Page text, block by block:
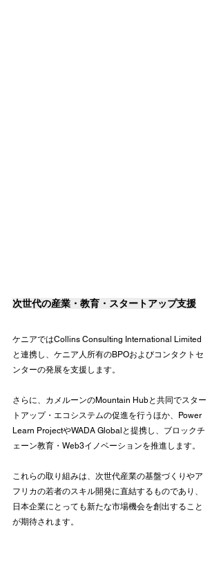
次世代の産業・教育・スタートアップ支援
ケニアではCollins Consulting International Limited
と連携し、ケニア人所有のBPOおよびコンタクトセ
ンターの発展を支援します。
さらに、カメルーンのMountain Hubと共同でスター
トアップ・エコシステムの促進を行うほか、Power
Learn ProjectやWADA Globalと提携し、ブロックチ
ェーン教育・Web3イノベーションを推進します。
これらの取り組みは、次世代産業の基盤づくりやア
フリカの若者のスキル開発に直結するものであり、
日本企業にとっても新たな市場機会を創出すること
が期待されます。